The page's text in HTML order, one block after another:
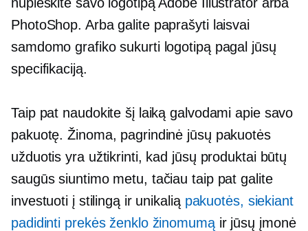
PhotoShop. Arba galite paprašyti laisvai
samdomo grafiko sukurti logotipą pagal jūsų
specifikaciją.
Taip pat naudokite šį laiką galvodami apie savo
pakuotę. Žinoma, pagrindinė jūsų pakuotės
užduotis yra užtikrinti, kad jūsų produktai būtų
saugūs siuntimo metu, tačiau taip pat galite
investuoti į stilingą ir unikalią pakuotės, siekiant
padidinti prekės ženklo žinomumąir jūsų įmonė